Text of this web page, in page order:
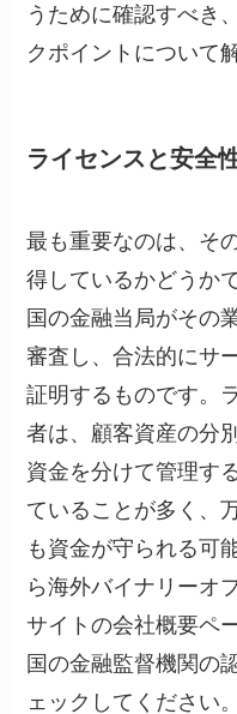
うために確認すべき
クポイントについて
ライセンスと安全
最も重要なのは、そ
得しているかどうか
国の金融当局がその
審査し、合法的にサ
証明するものです。
者は、顧客資産の分
資金を分けて管理す
ていることが多く、
も資金が守られる可
ら海外バイナリーオ
サイトの会社概要ペ
国の金融監督機関の
ェックしてください